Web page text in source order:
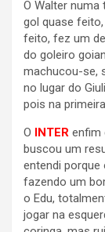
O Walter numa
gol quase
feito, fez um
do goleiro
machucou-se,
no lugar do
pois na
O INTER enfim
buscou um
entendi
fazendo um
o Edu,
jogar na